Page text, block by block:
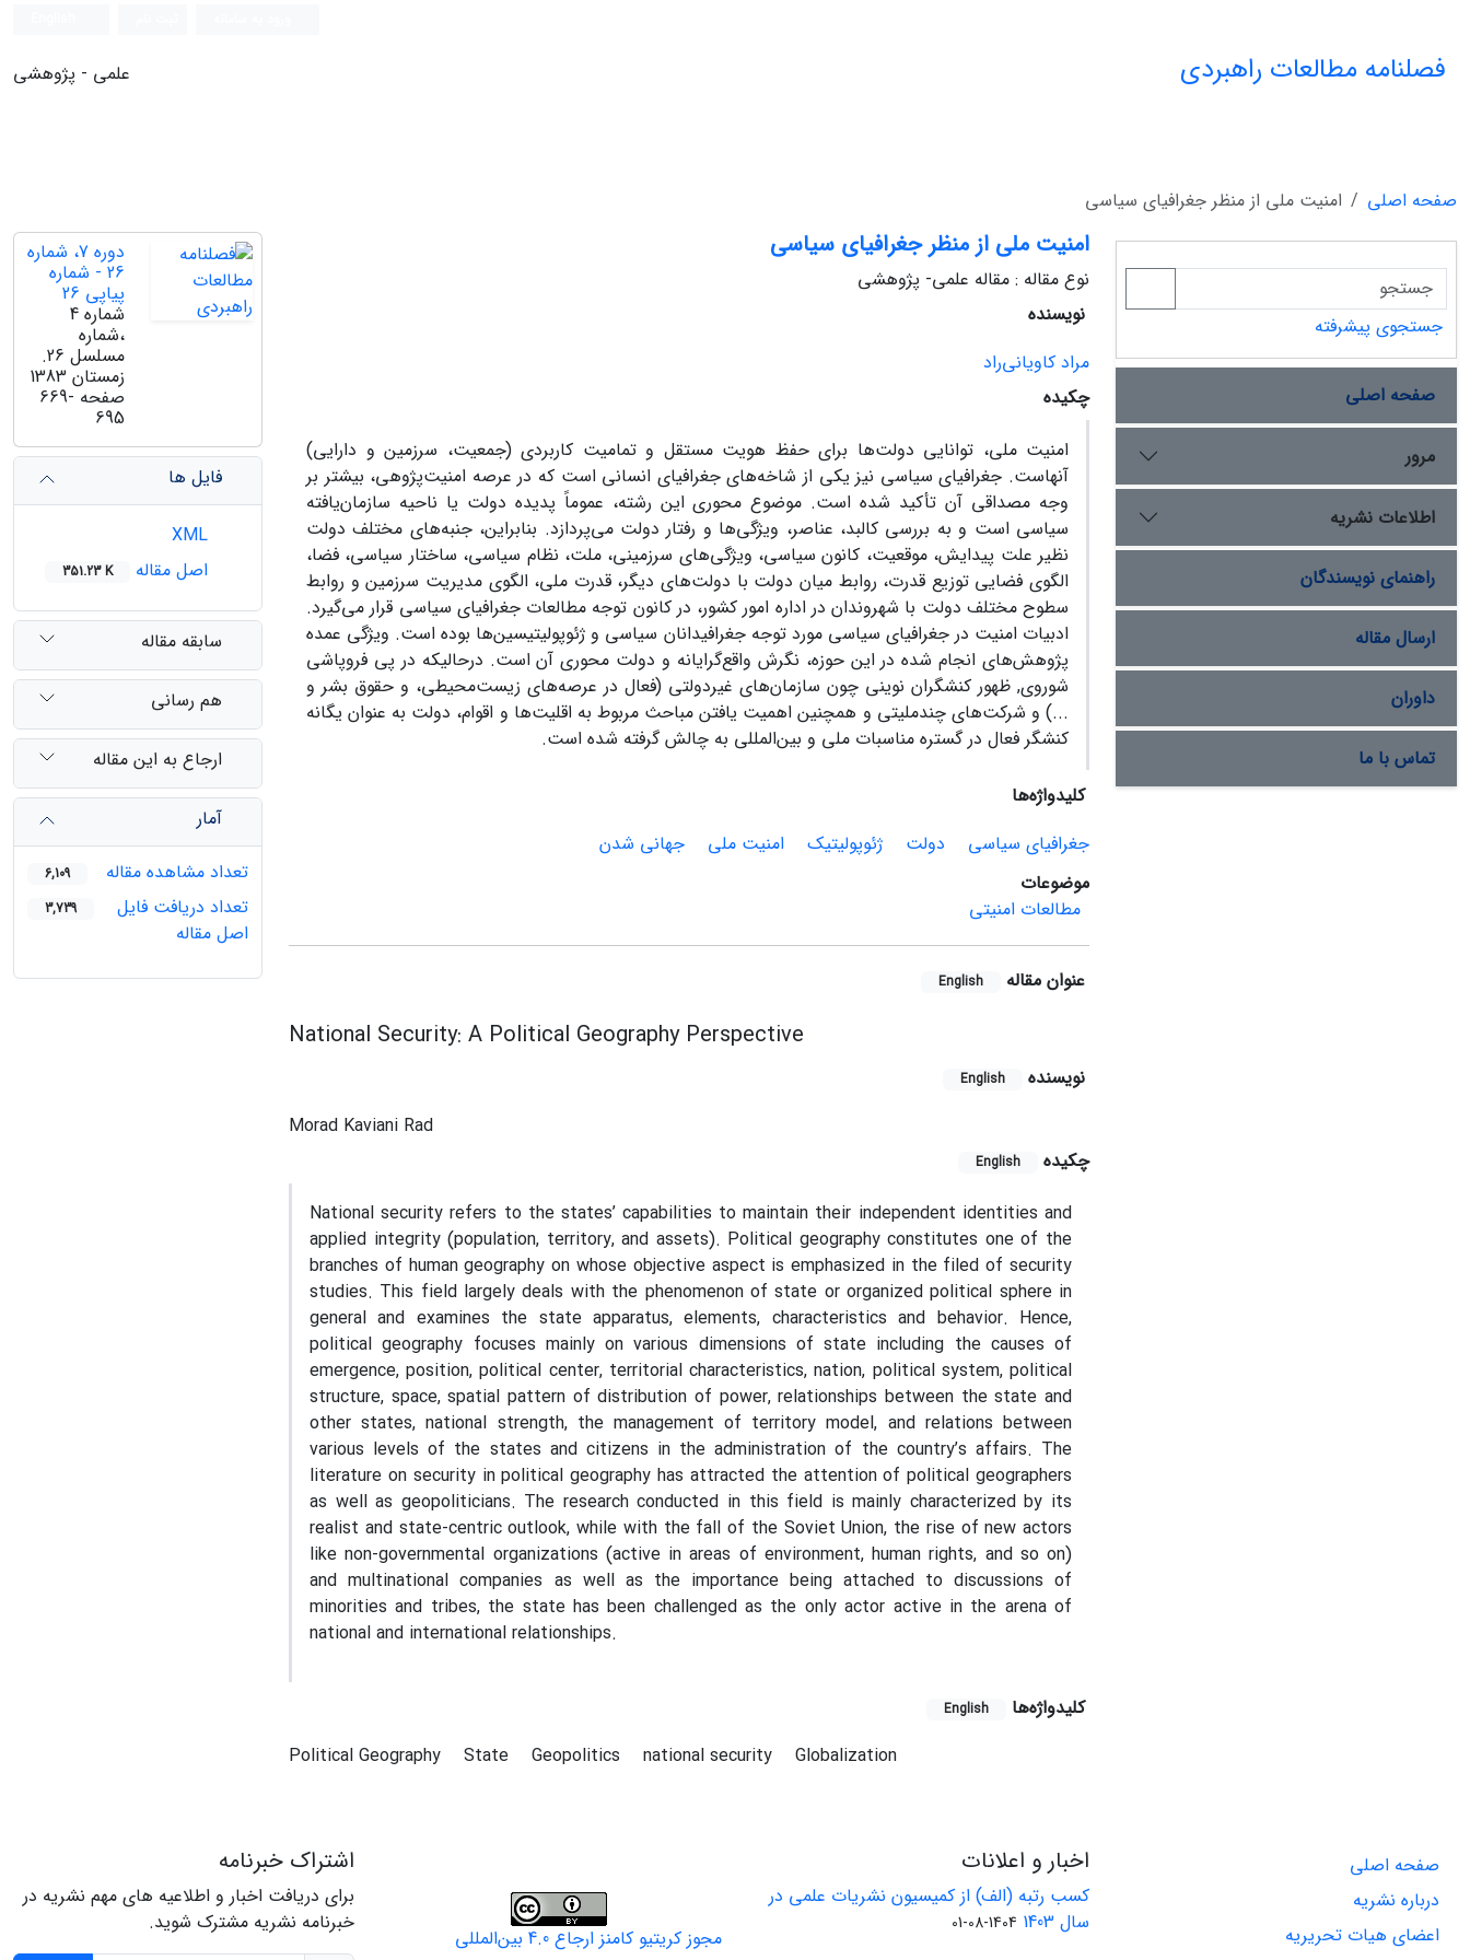
فصلنامه مطالعات راهبردی علمی - پژوهشی
صفحه اصلی امنیت ملی از منظر جغرافیای سیاسی
امنیت ملی از منظر جغرافیای سیاسی
نوع مقاله : مقاله علمی- پژوهشی
نویسنده
مراد کاویانی‌راد
چکیده
امنیت ملی، توانایی دولت‌ها برای حفظ هویت مستقل و تمامیت کاربردی (جمعیت، سرزمین و دارایی)
آنهاست. جغرافیای سیاسی نیز یکی از شاخه‌های جغرافیای انسانی است که در عرصه امنیت‌پژوهی، بیشتر بر
وجه مصداقی آن تأکید شده است. موضوع محوری این رشته، عموماً پدیده دولت یا ناحیه سازمان‌یافته
سیاسی است و به بررسی کالبد، عناصر، ویژگی‌ها و رفتار دولت ‌می‌پردازد. بنابراین، جنبه‌های مختلف دولت
نظیر علت پیدایش، موقعیت، کانون سیاسی، ویژگی‌های سرزمینی‌، ملت، نظام سیاسی‌، ساختار سیاسی، فضا‌‌،
الگوی فضایی توزیع قدرت، روابط میان دولت با دولت‌های دیگر‌، قدرت ملی‌‌، الگوی مدیریت سرزمین‌ و روابط
سطوح مختلف دولت با شهروندان در اداره امور کشور، در کانون توجه مطالعات جغرافیای سیاسی قرار ‌می‌گیرد.
ادبیات امنیت در جغرافیای سیاسی مورد توجه جغرافیدانان سیاسی و ژئوپولیتیسین‌ها بوده است. ویژگی عمده
پژوهش‌های انجام شده در این حوزه، نگرش واقع‌گرایانه و دولت محوری آن است. درحالیکه در پی فروپاشی
شوروی, ظهور کنشگران نوینی چون سازمان‌های غیردولتی (فعال در عرصه‌های زیست‌محیطی، و حقوق بشر و
...)‌ و شرکت‌های چندملیتی‌ و همچنین اهمیت یافتن مباحث مربوط به اقلیت‌ها و اقوام‌، دولت به عنوان یگانه
کنشگر فعال در گستره مناسبات ملی و بین‌المللی به چالش گرفته شده است.
کلیدواژه‌ها
جغرافیای سیاسی‌
دولت ژئوپولیتیک‌ امنیت ملی
جهانی شدن
موضوعات
مطالعات امنیتی
عنوان مقاله English
National Security: A Political Geography Perspective
نویسنده English
Morad Kaviani Rad
چکیده
English
National security refers to the states’ capabilities to maintain their independent identities and
applied integrity (population, territory, and assets). Political geography constitutes one of the
branches of human geography on whose objective aspect is emphasized in the filed of security
studies. This field largely deals with the phenomenon of state or organized political sphere in
general and examines the state apparatus, elements, characteristics and behavior. Hence,
political geography focuses mainly on various dimensions of state including the causes of
emergence, position, political center, territorial characteristics, nation, political system, political
structure, space, spatial pattern of distribution of power, relationships between the state and
other states, national strength, the management of territory model, and relations between
various levels of the states and citizens in the administration of the country’s affairs. The
literature on security in political geography has attracted the attention of political geographers
as well as geopoliticians. The research conducted in this field is mainly characterized by its
realist and state-centric outlook, while with the fall of the Soviet Union, the rise of new actors
like non-governmental organizations (active in areas of environment, human rights, and so on)
and multinational companies as well as the importance being attached to discussions of
minorities and tribes, the state has been challenged as the only actor active in the arena of
national and international relationships.
کلیدواژه‌ها English
Political Geography State Geopolitics national security Globalization
دوره 7، شماره
26 - شماره
پیاپی 26
شماره 4
،شماره
مسلسل 26.
زمستان 1383
صفحه 669-
695
فایل ها
اصل مقاله
351.23 K
سابقه مقاله
هم رسانی
ارجاع به این مقاله
آمار
تعداد مشاهده مقاله
6,109
تعداد دریافت فایل
اصل مقاله
3,739
جستجوی پیشرفته
صفحه اصلی
مرور
اطلاعات نشریه
راهنمای نویسندگان
ارسال مقاله
داوران
تماس با ما
صفحه اصلی
درباره نشریه
اعضای هیات تحریریه
اخبار و اعلانات
کسب رتبه (الف) از کمیسیون نشریات علمی در
سال 1403
1404-08-01
مجوز کریتیو کامنز ارجاع 4.0 بین‌المللی
اشتراک خبرنامه
برای دریافت اخبار و اطلاعیه های مهم نشریه در
خبرنامه نشریه مشترک شوید.